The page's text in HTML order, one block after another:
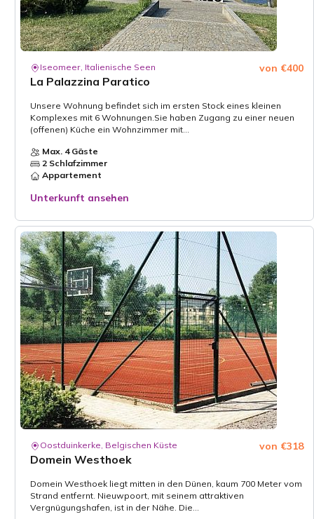
Iseomeer, Italienische Seen
La Palazzina Paratico
von €400
Unsere Wohnung befindet sich im ersten Stock eines kleinen
Komplexes mit 6 Wohnungen.Sie haben Zugang zu einer neuen
(offenen) Küche ein Wohnzimmer mit...
Max. 4 Gäste
2 Schlafzimmer
Appartement
Unterkunft ansehen
Oostduinkerke, Belgischen Küste
Domein Westhoek
von €318
Domein Westhoek liegt mitten in den Dünen, kaum 700 Meter vom
Strand entfernt. Nieuwpoort, mit seinem attraktiven
Vergnügungshafen, ist in der Nähe. Die...